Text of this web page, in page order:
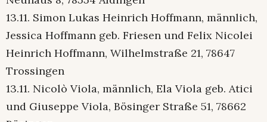
13.11. Simon Lukas Heinrich Hoffmann, männlich,
Jessica Hoffmann geb. Friesen und Felix Nicolei
Heinrich Hoffmann, Wilhelmstraße 21, 78647
Trossingen
13.11. Nicolò Viola, männlich, Ela Viola geb. Atici
und Giuseppe Viola, Bösinger Straße 51, 78662